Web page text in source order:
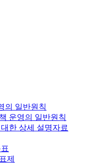
의 일반원칙
운영의 일반원칙
한 상세 설명자료
제